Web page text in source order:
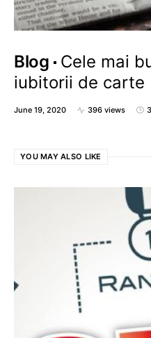
Blog
Cele mai
iubitorii de carte
June 19, 2020 396 views
YOU MAY ALSO LIKE